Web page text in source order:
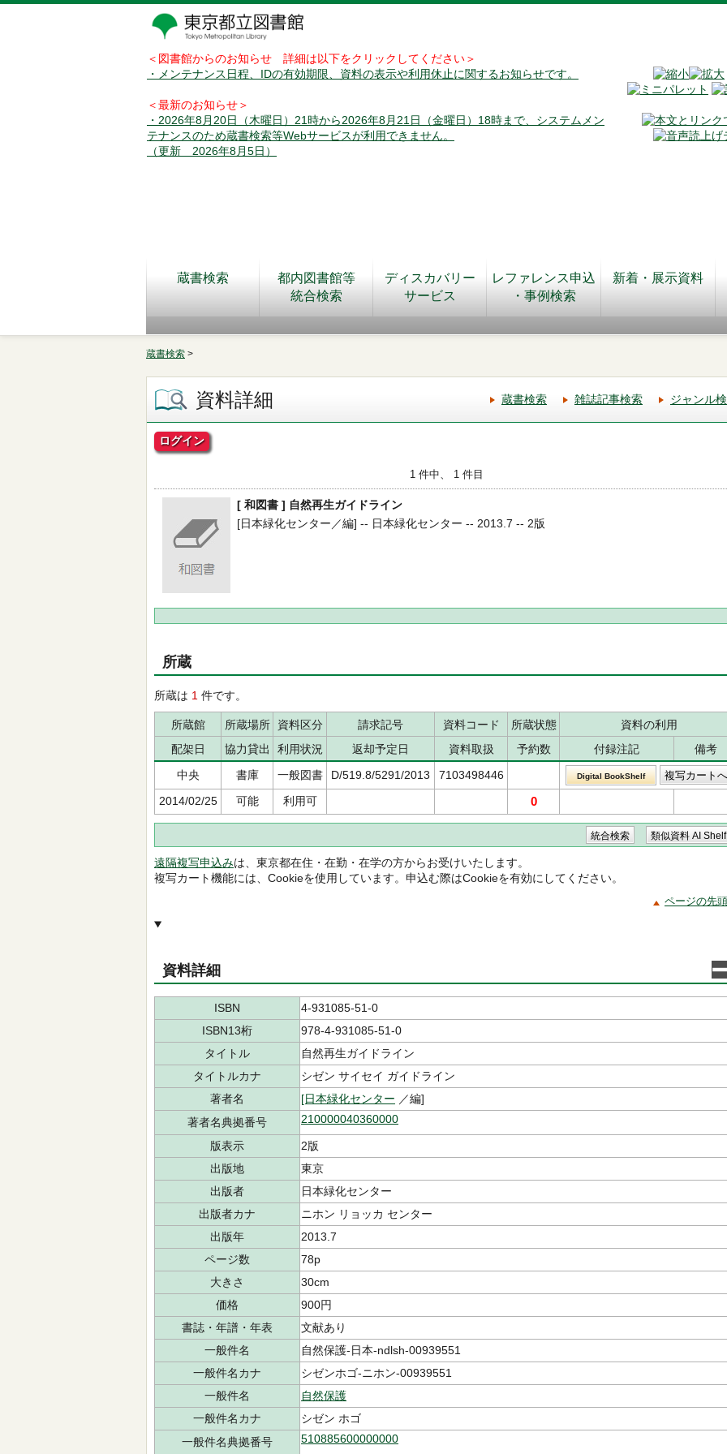
＜図書館からのお知らせ 詳細は以下をクリックしてください＞
・メンテナンス日程、IDの有効期限、資料の表示や利用休止に関するお知らせです。
＜最新のお知らせ＞
・2026年8月20日（木曜日）21時から2026年8月21日（金曜日）18時まで、システムメン
テナンスのため蔵書検索等Webサービスが利用できません。
（更新 2026年8月5日）
蔵書検索
都内図書館等
統合検索
ディスカバリー
サービス
レファレンス申込
・事例検索
新着・展示資料
蔵書検索 >
資料詳細 蔵書検索 雑誌記事検索 ジャンル
ログイン
1 件中、 1 件目
[ 和図書 ] 自然再生ガイドライン
[日本緑化センター／編] -- 日本緑化センター -- 2013.7 -- 2版
所蔵
所蔵は 1 件です。
所蔵館 所蔵場所 資料区分 請求記号 資料コード 所蔵状態
資料の利用
配架日
協力貸出 利用状況 返却予定日 資料取扱 予約数 付録注記
備考
中央
書庫 一般図書 D/519.8/5291/2013 7103498446 Digital BookShelf
2014/02/25 可能 利用可 0
遠隔複写申込みは、東京都在住・在勤・在学の方からお受けいたします。
複写カート機能には、Cookieを使用しています。申込む際はCookieを有効にしてください。
ページの先
資料詳細
ISBN
4-931085-51-0
ISBN13桁
978-4-931085-51-0
タイトル
自然再生ガイドライン
タイトルカナ
シゼン サイセイ ガイドライン
著者名
[日本緑化センター ／編]
著者名典拠番号
210000040360000
版表示
2版
出版地
東京
出版者
日本緑化センター
出版者カナ
ニホン リョッカ センター
出版年
2013.7
ページ数
78p
大きさ
30cm
価格
900円
書誌・年譜・年表
文献あり
一般件名
自然保護-日本-ndlsh-00939551
一般件名カナ
シゼンホゴ-ニホン-00939551
一般件名
自然保護
一般件名カナ
シゼン ホゴ
一般件名典拠番号
510885600000000